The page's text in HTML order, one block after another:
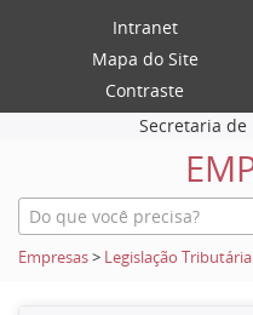
Intranet
Mapa do Site
Contraste
Secretaria de
Empresas> Legislação Tributária